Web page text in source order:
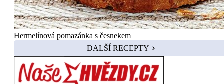
Hermelínová pomazánka s česnekem
DALŠÍ RECEPTY